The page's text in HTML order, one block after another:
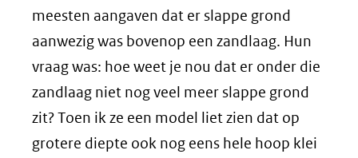
meesten aangaven dat er slappe grond
aanwezig was bovenop een zandlaag. Hun
vraag was: hoe weet je nou dat er onder die
zandlaag niet nog veel meer slappe grond
zit? Toen ik ze een model liet zien dat op
grotere diepte ook nog eens hele hoop klei